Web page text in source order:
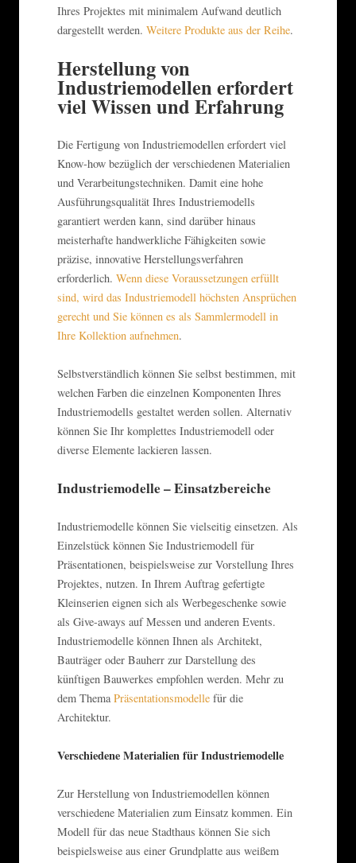
Ihres Projektes mit minimalem Aufwand deutlich
dargestellt werden. Weitere Produkte aus der Reihe.
Herstellung von
Industriemodellen erfordert
viel Wissen und Erfahrung
Die Fertigung von Industriemodellen erfordert viel
Know-how bezüglich der verschiedenen Materialien
und Verarbeitungstechniken. Damit eine hohe
Ausführungsqualität Ihres Industriemodells
garantiert werden kann, sind darüber hinaus
meisterhafte handwerkliche Fähigkeiten sowie
präzise, innovative Herstellungsverfahren
erforderlich. Wenn diese Voraussetzungen erfüllt
sind, wird das Industriemodell höchsten Ansprüchen
gerecht und Sie können es als Sammlermodell in
Ihre Kollektion aufnehmen.
Selbstverständlich können Sie selbst bestimmen, mit
welchen Farben die einzelnen Komponenten Ihres
Industriemodells gestaltet werden sollen. Alternativ
können Sie Ihr komplettes Industriemodell oder
diverse Elemente lackieren lassen.
Industriemodelle – Einsatzbereiche
Industriemodelle können Sie vielseitig einsetzen. Als
Einzelstück können Sie Industriemodell für
Präsentationen, beispielsweise zur Vorstellung Ihres
Projektes, nutzen. In Ihrem Auftrag gefertigte
Kleinserien eignen sich als Werbegeschenke sowie
als Give-aways auf Messen und anderen Events.
Industriemodelle können Ihnen als Architekt,
Bauträger oder Bauherr zur Darstellung des
künftigen Bauwerkes empfohlen werden. Mehr zu
dem ThemaPräsentationsmodelle für die
Architektur.
Verschiedene Materialien für Industriemodelle
Zur Herstellung von Industriemodellen können
verschiedene Materialien zum Einsatz kommen. Ein
Modell für das neue Stadthaus können Sie sich
beispielsweise aus einer Grundplatte aus weißem